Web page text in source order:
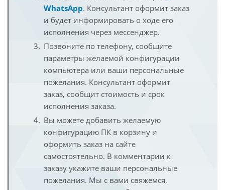
WhatsApp. Консультант оформит заказ
и будет информировать о ходе его
исполнения через мессенджер.
Позвоните по телефону, сообщите
параметры желаемой конфигурации
компьютера или ваши персональные
пожелания. Консультант оформит
заказ, сообщит стоимость и срок
исполнения заказа.
Вы можете добавить желаемую
конфигурацию ПК в корзину и
оформить заказ на сайте
самостоятельно. В комментарии к
заказу укажите ваши персональные
пожелания. Мы с вами свяжемся,